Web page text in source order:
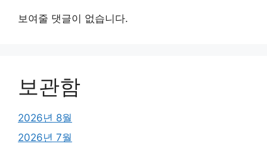
보여줄 댓글이 없습니다.
보관함
2026년 8월
2026년 7월